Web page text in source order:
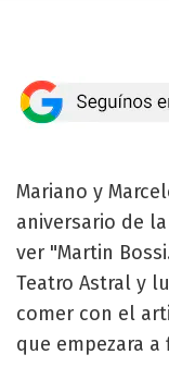
Mariano y
aniversario de
ver "Martin
Teatro Astral y
comer con el
que empezara